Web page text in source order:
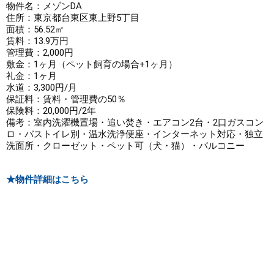
物件名：メゾンDA
住所：東京都台東区東上野5丁目
面積：56.52㎡
賃料：13.9万円
管理費：2,000円
敷金：1ヶ月（ペット飼育の場合+1ヶ月）
礼金：1ヶ月
水道：3,300円/月
保証料：賃料・管理費の50％
保険料：20,000円/2年
備考：室内洗濯機置場・追い焚き・エアコン2台・2口ガスコン
ロ・バストイレ別・温水洗浄便座・インターネット対応・独立
洗面所・クローゼット・ペット可（犬・猫）・バルコニー
★物件詳細はこちら